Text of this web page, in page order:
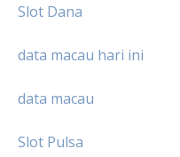
Slot Dana
data macau hari ini
data macau
Slot Pulsa